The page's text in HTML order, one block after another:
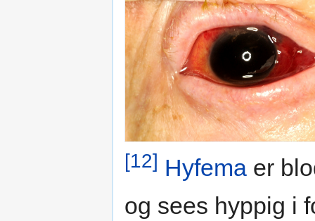
[12] Hyfema er
og sees hyppig i